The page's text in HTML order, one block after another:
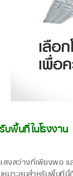
บพื้นที่ในโรงงาน
สว่างที่เพียงพอ แล
หมาะสมสำหรับพื้นที่